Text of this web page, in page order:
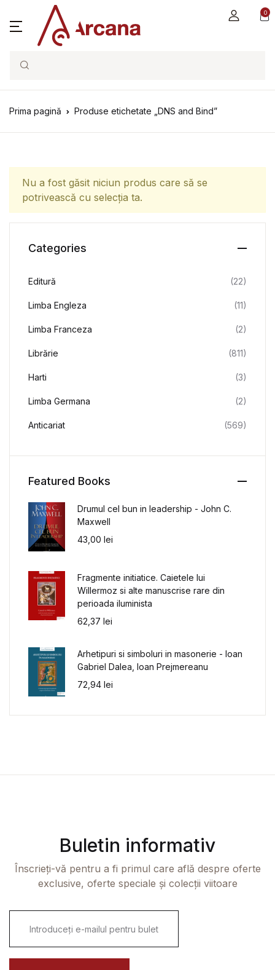
0
Search
Prima pagină Produse etichetate „DNS and Bind”
Nu a fost găsit niciun produs care să se
potrivească cu selecția ta.
Categories
Editură (22)
Limba Engleza (11)
Limba Franceza (2)
Librărie (811)
Harti (3)
Limba Germana (2)
Anticariat (569)
Featured Books
Drumul cel bun in leadership - John C.
Maxwell
43,00 lei
Fragmente initiatice. Caietele lui
Willermoz si alte manuscrise rare din
perioada iluminista
62,37 lei
Arhetipuri si simboluri in masonerie - Ioan
Gabriel Dalea, Ioan Prejmereanu
72,94 lei
Buletin informativ
Înscrieți-vă pentru a fi primul care află despre oferte
exclusive, oferte speciale și colecții viitoare
i
l